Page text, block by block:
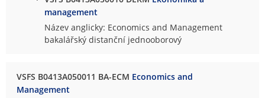
management
Název anglicky: Economics and Management
bakalářský distanční jednooborový
VSFS B0413A050011 BA-ECM Economics and
Management